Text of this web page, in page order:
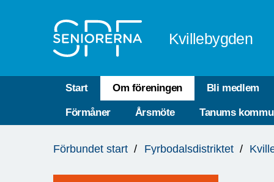
Kvillebygden
Start Om föreningen Bli medlem
Förmåner Årsmöte Tanums
är
Förbundet start Fyrbodalsdistriktet